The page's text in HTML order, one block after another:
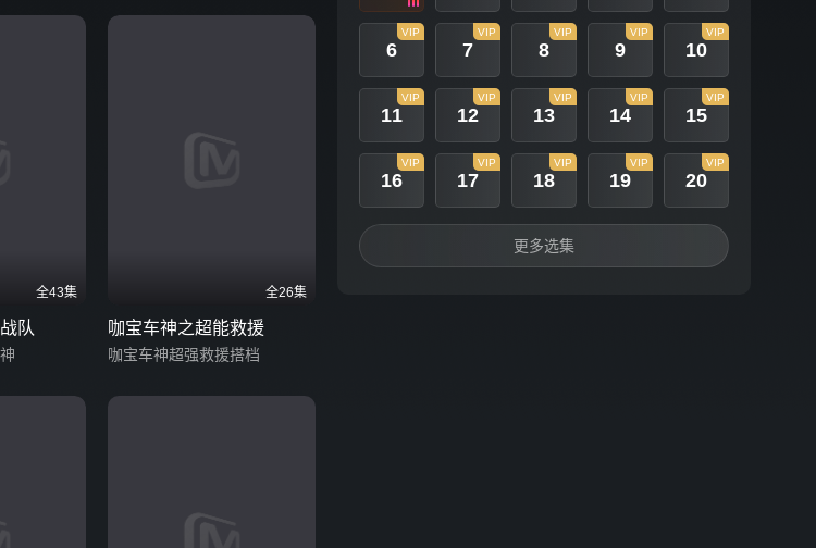
全43集
队
全26集
咖宝车神之超能救援
咖宝车神超强救援搭档
6
VIP
7
VIP
8
VIP
9
VIP
10
VIP
11
VIP
12
VIP
13
VIP
14
VIP
15
VIP
16
VIP
17
VIP
18
VIP
19
VIP
20
VIP
更多选集